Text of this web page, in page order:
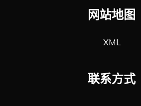
网站地图
XML
联系方式